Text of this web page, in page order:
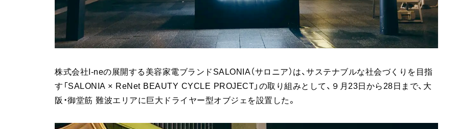
株式会社I-neの展開する美容家電ブランドSALONIA（サロニア）は、サステナブルな社会づくりを目指
す「SALONIA × ReNet BEAUTY CYCLE PROJECT」の取り組みとして、９月23日から28日まで、大
阪・御堂筋 難波エリアに巨大ドライヤー型オブジェを設置した。